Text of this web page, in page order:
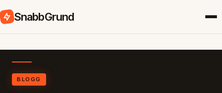
SnabbGrund
BLOGG